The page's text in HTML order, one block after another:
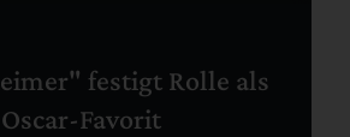
festigt Rolle als
Oscar-Favorit